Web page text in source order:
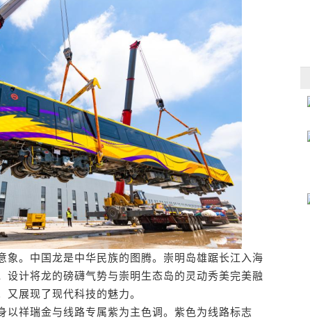
。中国龙是中华民族的图腾。崇明岛雄踞长江入海
设计将龙的磅礴气势与崇明生态岛的灵动秀美完美融
展现了现代科技的魅力。
祥瑞金与线路专属紫为主色调。紫色为线路标志